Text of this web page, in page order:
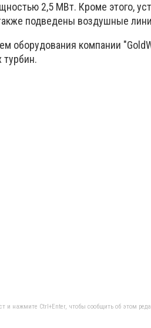
2,5 МВт. Кроме этого,
подведены воздушные
оборудования компании
и нажмите Ctrl+Enter, чтобы сообщить об этом